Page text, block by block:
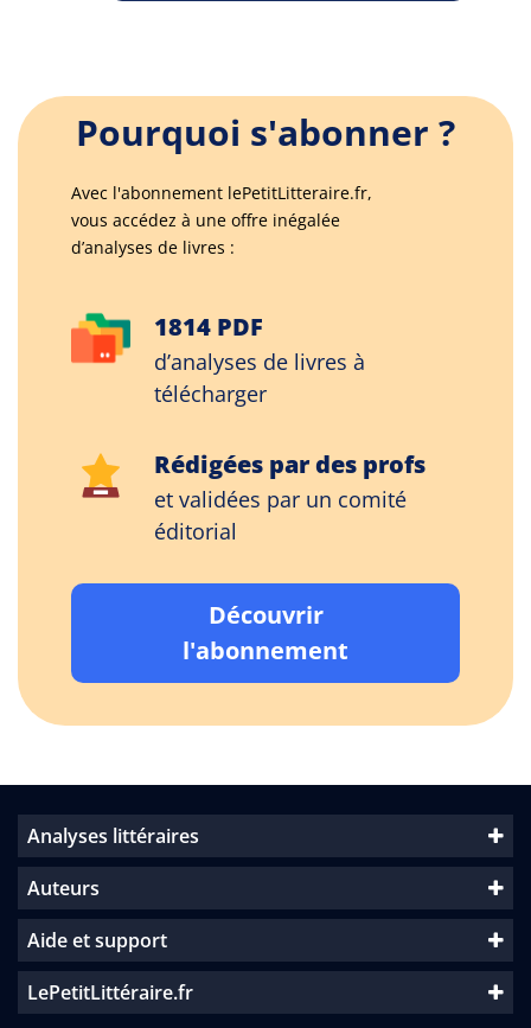
Pourquoi s'abonner ?
Avec l'abonnement lePetitLitteraire.fr,
vous accédez à une offre inégalée
d’analyses de livres :
1814 PDF
d’analyses de livres à
télécharger
Rédigées par des profs
et validées par un comité
éditorial
Découvrir
l'abonnement
Analyses littéraires
Auteurs
Aide et support
LePetitLittéraire.fr